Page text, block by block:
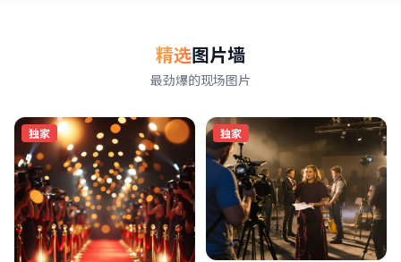
精选图片墙
最劲爆的现场图片
独家 独家